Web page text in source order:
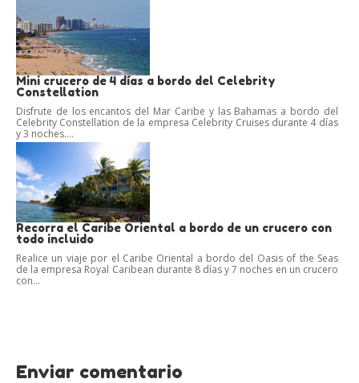
Mini crucero de 4 días a bordo del Celebrity
Constellation
Disfrute de los encantos del Mar Caribe y las Bahamas a bordo del
Celebrity Constellation de la empresa Celebrity Cruises durante 4 días
y 3 noches....
Recorra el Caribe Oriental a bordo de un crucero con
todo incluido
Realice un viaje por el Caribe Oriental a bordo del Oasis of the Seas
de la empresa Royal Caribean durante 8 días y 7 noches en un crucero
con...
Enviar comentario